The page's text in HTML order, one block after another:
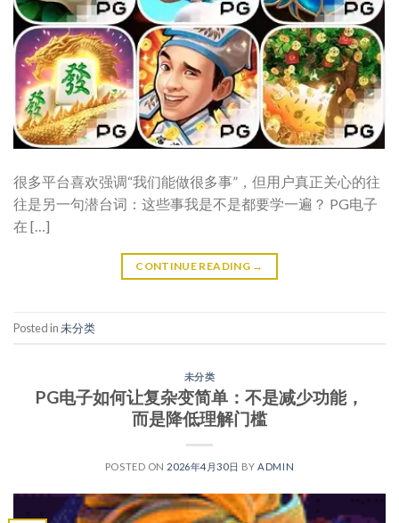
很多平台喜欢强调“我们能做很多事”，但用户真正关心的往
往是另一句潜台词：这些事我是不是都要学一遍？ PG电子
在 […]
CONTINUE READING →
Posted in未分类
未分类
PG电子如何让复杂变简单：不是减少功能，
而是降低理解门槛
POSTED ON 2026年4月30日 BYADMIN